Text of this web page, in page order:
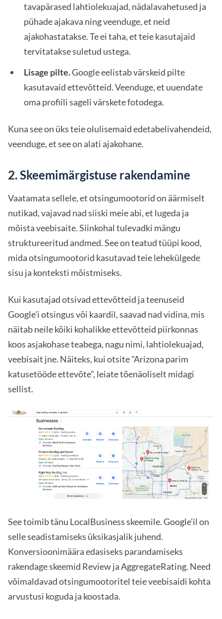
tavapärased lahtiolekuajad, nädalavahetused ja
pühade ajakava ning veenduge, et neid
ajakohastatakse. Te ei taha, et teie kasutajaid
tervitatakse suletud ustega.
Lisage pilte.Google eelistab värskeid pilte
kasutavaid ettevõtteid. Veenduge, et uuendate
oma profiili sageli värskete fotodega.
Kuna see on üks teie olulisemaid edetabelivahendeid,
veenduge, et see on alati ajakohane.
2. Skeemimärgistuse rakendamine
Vaatamata sellele, et otsingumootorid on äärmiselt
nutikad, vajavad nad siiski meie abi, et lugeda ja
mõista veebisaite. Siinkohal tulevadki mängu
struktureeritud andmed. See on teatud tüüpi kood,
mida otsingumootorid kasutavad teie lehekülgede
sisu ja konteksti mõistmiseks.
Kui kasutajad otsivad ettevõtteid ja teenuseid
Google'i otsingus või kaardil, saavad nad vidina, mis
näitab neile kõiki kohalikke ettevõtteid piirkonnas
koos asjakohase teabega, nagu nimi, lahtiolekuajad,
veebisait jne. Näiteks, kui otsite "Arizona parim
katusetööde ettevõte", leiate tõenäoliselt midagi
sellist.
See toimib tänu LocalBusiness skeemile. Google'il on
selle seadistamiseks üksikasjalik juhend.
Konversioonimäära edasiseks parandamiseks
rakendage skeemid Review ja AggregateRating. Need
võimaldavad otsingumootoritel teie veebisaidi kohta
arvustusi koguda ja koostada.